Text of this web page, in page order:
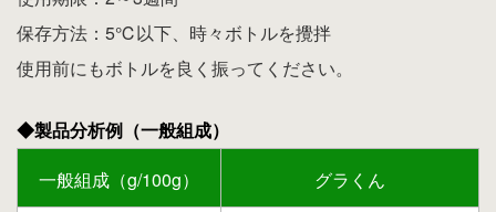
保存方法：5℃以下、時々ボトルを攪拌
使用前にもボトルを良く振ってください。
◆製品分析例（一般組成）
一般組成（g/100g）
グラくん